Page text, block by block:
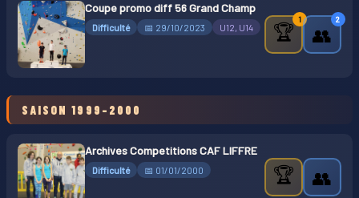
Coupe promo diff 56 Grand Champ
Difficulté 📅 29/10/2023 U12, U14 🏆
1
👥
2
SAISON 1999-2000
Archives Competitions CAF LIFFRE
Difficulté 📅 01/01/2000 🏆 👥